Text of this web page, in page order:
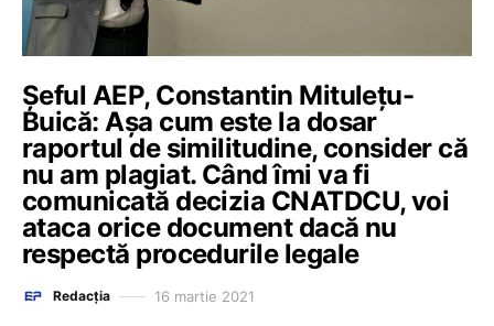
Șeful AEP, Constantin Mitulețu-
Buică: Așa cum este la dosar
raportul de similitudine, consider că
nu am plagiat. Când îmi va fi
comunicată decizia CNATDCU, voi
ataca orice document dacă nu
respectă procedurile legale
Redacția 16 martie 2021